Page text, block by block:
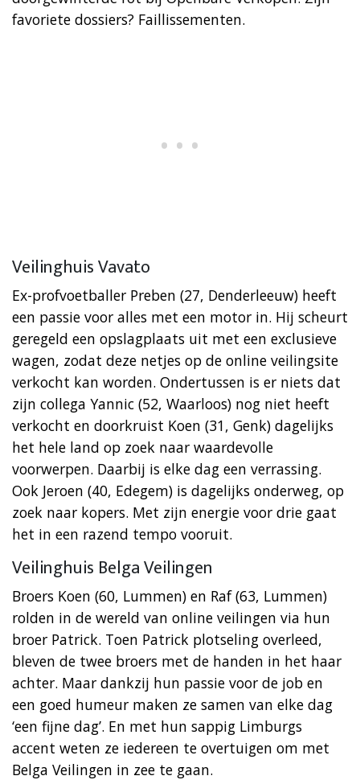
favoriete dossiers? Faillissementen.
Veilinghuis Vavato
Ex-profvoetballer Preben (27, Denderleeuw) heeft
een passie voor alles met een motor in. Hij scheurt
geregeld een opslagplaats uit met een exclusieve
wagen, zodat deze netjes op de online veilingsite
verkocht kan worden. Ondertussen is er niets dat
zijn collega Yannic (52, Waarloos) nog niet heeft
verkocht en doorkruist Koen (31, Genk) dagelijks
het hele land op zoek naar waardevolle
voorwerpen. Daarbij is elke dag een verrassing.
Ook Jeroen (40, Edegem) is dagelijks onderweg, op
zoek naar kopers. Met zijn energie voor drie gaat
het in een razend tempo vooruit.
Veilinghuis Belga Veilingen
Broers Koen (60, Lummen) en Raf (63, Lummen)
rolden in de wereld van online veilingen via hun
broer Patrick. Toen Patrick plotseling overleed,
bleven de twee broers met de handen in het haar
achter. Maar dankzij hun passie voor de job en
een goed humeur maken ze samen van elke dag
‘een fijne dag’. En met hun sappig Limburgs
accent weten ze iedereen te overtuigen om met
Belga Veilingen in zee te gaan.